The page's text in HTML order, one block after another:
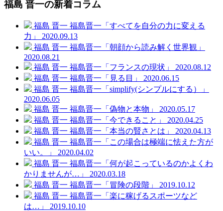
福島 晋一の新着コラム
福島 晋一 福島晋一「すべてを自分の力に変える
力」
2020.09.13
福島 晋一 福島晋一「朝顔から読み解く世界観」
2020.08.21
福島 晋一 福島晋一「フランスの現状」
2020.08.12
福島 晋一 福島晋一「見る目」
2020.06.15
福島 晋一 福島晋一「simplify(シンプルにする）」
2020.06.05
福島 晋一 福島晋一「偽物と本物」
2020.05.17
福島 晋一 福島晋一「今できること」
2020.04.25
福島 晋一 福島晋一「本当の賢さとは」
2020.04.13
福島 晋一 福島晋一「この場合は極端に怯えた方が
いい。」
2020.04.02
福島 晋一 福島晋一「何が起こっているのかよくわ
かりませんが…」
2020.03.18
福島 晋一 福島晋一「冒険の段階」
2019.10.12
福島 晋一 福島晋一「楽に稼げるスポーツなど
は…」
2019.10.10